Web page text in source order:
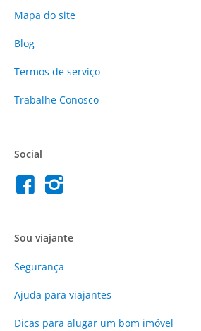
Mapa do site
Blog
Termos de serviço
Trabalhe Conosco
Social
Sou viajante
Segurança
Ajuda para viajantes
Dicas para alugar um bom imóvel